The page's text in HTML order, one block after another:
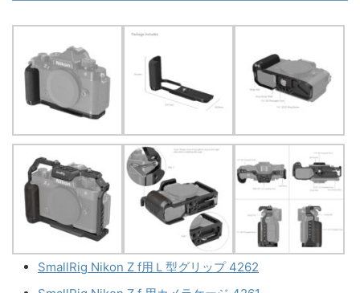
SmallRig Nikon Z f用Ｌ型グリップ 4262